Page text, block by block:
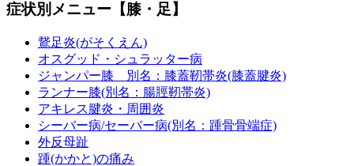
症状別メニュー【膝・足】
鵞足炎(がそくえん)
オスグッド・シュラッター病
ジャンパー膝 別名：膝蓋靭帯炎(膝蓋腱炎)
ランナー膝(別名：腸脛靭帯炎)
アキレス腱炎・周囲炎
シーバー病/セーバー病(別名：踵骨骨端症)
外反母趾
踵(かかと)の痛み